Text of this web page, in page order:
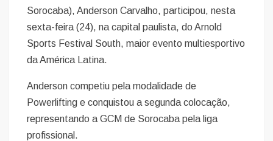
Sorocaba), Anderson Carvalho, participou, nesta
sexta-feira (24), na capital paulista, do Arnold
Sports Festival South, maior evento multiesportivo
da América Latina.
Anderson competiu pela modalidade de
Powerlifting e conquistou a segunda colocação,
representando a GCM de Sorocaba pela liga
profissional.